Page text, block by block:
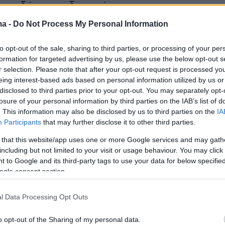
- Do Not Process My Personal Information
opt-out of the sale, sharing to third parties, or processing of your
for targeted advertising by us, please use the below opt-out
selection. Please note that after your opt-out request is processed
interest-based ads based on personal information utilized by us
to third parties prior to your opt-out. You may separately
of your personal information by third parties on the IAB’s list of
This information may also be disclosed by us to third parties on the
Participants that may further disclose it to other third parties.
that this website/app uses one or more Google services and may
but not limited to your visit or usage behaviour. You may
to Google and its third-party tags to use your data for below
consent section.
Data Processing Opt Outs
opt-out of the Sharing of my personal data.
τρεις δεκαετίες.
Τζομάρτ Τοκάγεφ, ο οποίος ήταν
Γερουσίας.
που πήρε ως προσωρινός πρόεδρος
η πρωτεύουσα της χώρας Αστάνα σε Νουρ-